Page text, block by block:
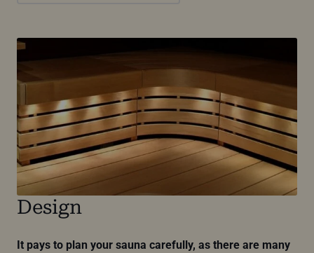
Design
It pays to plan your sauna carefully, as there are many